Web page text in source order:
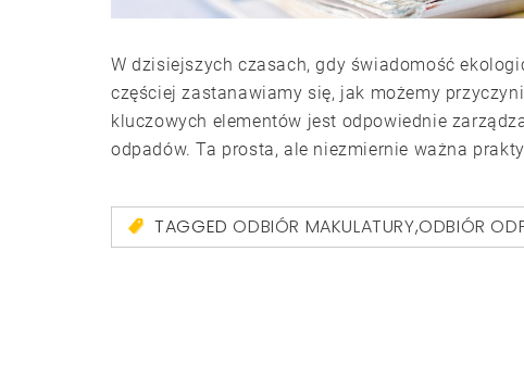
W dzisiejszych czasach, gdy świadomość
częściej zastanawiamy się, jak możemy
kluczowych elementów jest odpowiednie
odpadów. Ta prosta, ale niezmiernie ważna
TAGGEDODBIÓR MAKULATURY,ODBIÓR